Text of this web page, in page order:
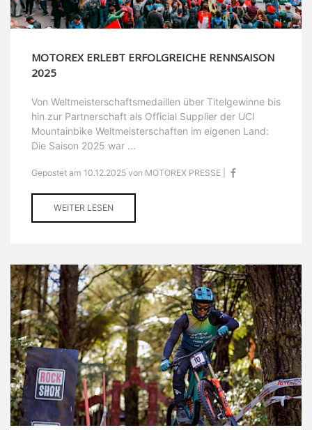
MOTOREX ERLEBT ERFOLGREICHE RENNSAISON
2025
Von Weltmeisterschaftsmedaillen über Titelgewinne bis
hin zur Partnerschaft als Official Supplier der UCI
Mountainbike Weltmeisterschaften im eigenen Land:
Die Saison 2025 war ...
Gepostet am 10.12.2025 von MOTOREX PRESSE |
WEITER LESEN